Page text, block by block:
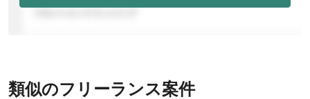
類似のフリーランス案件